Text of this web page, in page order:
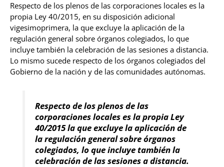
Respecto de los plenos de las corporaciones locales es la
propia Ley 40/2015, en su disposición adicional
vigesimoprimera, la que excluye la aplicación de la
regulación general sobre órganos colegiados, lo que
incluye también la celebración de las sesiones a distancia.
Lo mismo sucede respecto de los órganos colegiados del
Gobierno de la nación y de las comunidades autónomas.
Respecto de los plenos de las
corporaciones locales es la propia Ley
40/2015la que excluye la aplicación de
la regulación general sobre órganos
colegiados, lo que incluye también la
celebración de las sesiones a distancia.